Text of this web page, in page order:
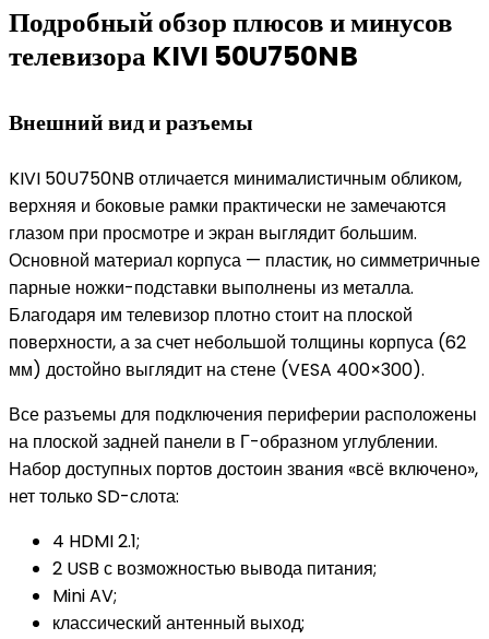
Подробный обзор плюсов и минусов
телевизора KIVI 50U750NB
Внешний вид и разъемы
KIVI 50U750NB отличается минималистичным обликом,
верхняя и боковые рамки практически не замечаются
глазом при просмотре и экран выглядит большим.
Основной материал корпуса — пластик, но симметричные
парные ножки-подставки выполнены из металла.
Благодаря им телевизор плотно стоит на плоской
поверхности, а за счет небольшой толщины корпуса (62
мм) достойно выглядит на стене (VESA 400×300).
Все разъемы для подключения периферии расположены
на плоской задней панели в Г-образном углублении.
Набор доступных портов достоин звания «всё включено»,
нет только SD-слота:
4 HDMI 2.1;
2 USB с возможностью вывода питания;
Mini AV;
классический антенный выход;